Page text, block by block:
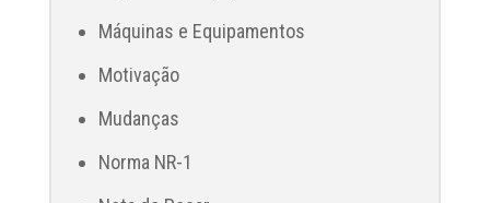
Máquinas e Equipamentos
Motivação
Mudanças
Norma NR-1